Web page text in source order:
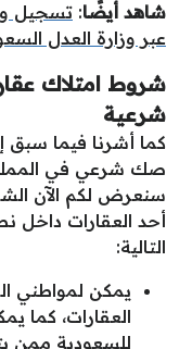
شاهد أيضًا: تسجيل
عبر وزارة العدل
شروط امتلاك
شرعية
كما أشرنا فيما سبق
صك شرعي في المملكة
سنعرض لكم الآن
أحد العقارات داخل
التالية:
يمكن لمواطني
العقارات، كما
للسعودية ممن